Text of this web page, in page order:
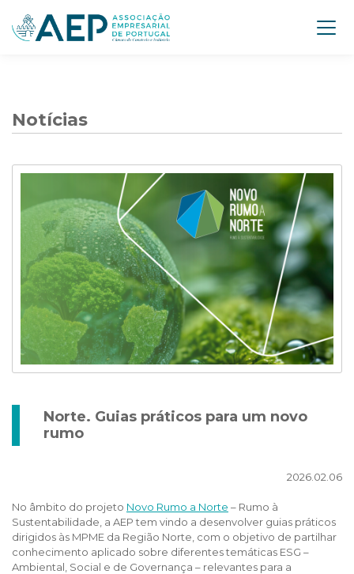
Notícias
Norte. Guias práticos para um novo
rumo
2026.02.06
No âmbito do projeto Novo Rumo a Norte – Rumo à
Sustentabilidade, a AEP tem vindo a desenvolver guias práticos
dirigidos às MPME da Região Norte, com o objetivo de partilhar
conhecimento aplicado sobre diferentes temáticas ESG –
Ambiental, Social e de Governança – relevantes para a